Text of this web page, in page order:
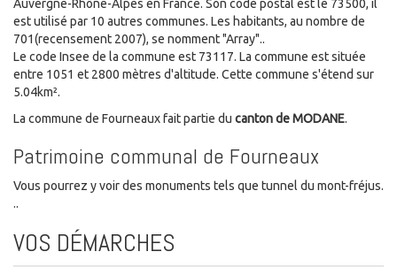
Auvergne-Rhône-Alpes en France. Son code postal est le 73500, il
est utilisé par 10 autres communes. Les habitants, au nombre de
701(recensement 2007), se nomment "Array"..
Le code Insee de la commune est 73117. La commune est située
entre 1051 et 2800 mètres d'altitude. Cette commune s'étend sur
5.04km².
La commune de Fourneaux fait partie du canton de MODANE.
Patrimoine communal de Fourneaux
Vous pourrez y voir des monuments tels que tunnel du mont-fréjus.
..
VOS DÉMARCHES